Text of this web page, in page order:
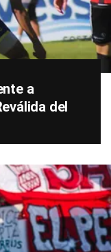
a
del